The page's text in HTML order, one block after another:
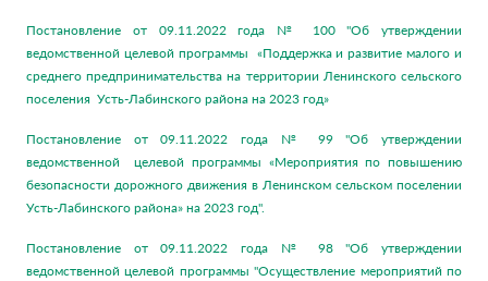
Постановление от 09.11.2022 года № 100 "Об утверждении
ведомственной целевой программы «Поддержка и развитие малого и
среднего предпринимательства на территории Ленинского сельского
поселения Усть-Лабинского района на 2023 год»
Постановление от 09.11.2022 года № 99 "Об утверждении
ведомственной целевой программы «Мероприятия по повышению
безопасности дорожного движения в Ленинском сельском поселении
Усть-Лабинского района» на 2023 год".
Постановление от 09.11.2022 года № 98 "Об утверждении
ведомственной целевой программы "Осуществление мероприятий по